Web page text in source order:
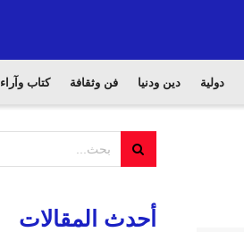
دولية دين ودنيا فن وثقافة كتاب وآراء
أحدث المقالات